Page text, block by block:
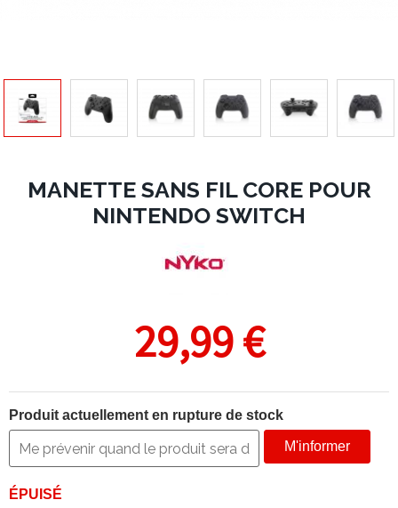
MANETTE SANS FIL CORE POUR
NINTENDO SWITCH
29,99 €
Produit actuellement en rupture de stock
M'informer
ÉPUISÉ